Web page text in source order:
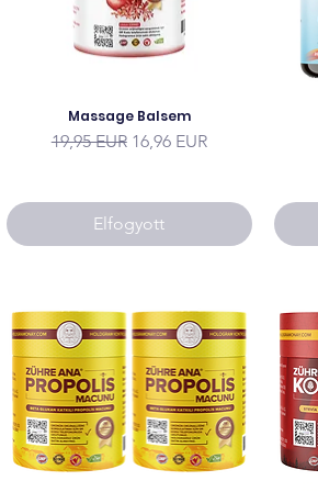
Massage Balsem
Szokásos ár
19,95 EUR Akciós ár
16,96 EUR
Elfogyott